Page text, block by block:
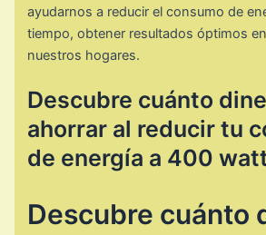
ayudarnos a reducir el consumo de
tiempo, obtener resultados óptimos
nuestros hogares.
Descubre cuánto
ahorrar al reducir tu
de energía a 400
Descubre cuánto